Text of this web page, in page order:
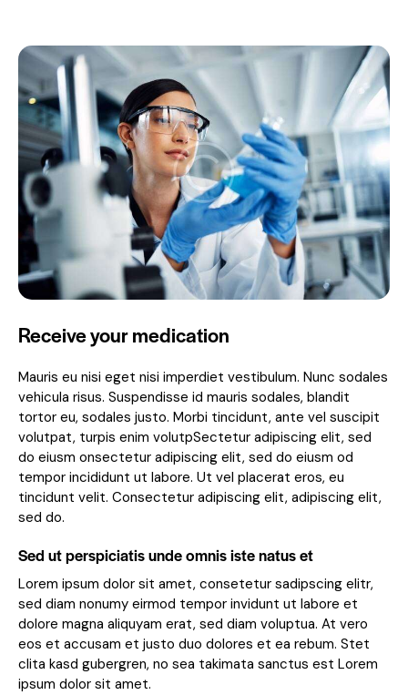
Receive your medication
Mauris eu nisi eget nisi imperdiet vestibulum. Nunc sodales
vehicula risus. Suspendisse id mauris sodales, blandit
tortor eu, sodales justo. Morbi tincidunt, ante vel suscipit
volutpat, turpis enim volutpSectetur adipiscing elit, sed
do eiusm onsectetur adipiscing elit, sed do eiusm od
tempor incididunt ut labore. Ut vel placerat eros, eu
tincidunt velit. Consectetur adipiscing elit, adipiscing elit,
sed do.
Sed ut perspiciatis unde omnis iste natus et
Lorem ipsum dolor sit amet, consetetur sadipscing elitr,
sed diam nonumy eirmod tempor invidunt ut labore et
dolore magna aliquyam erat, sed diam voluptua. At vero
eos et accusam et justo duo dolores et ea rebum. Stet
clita kasd gubergren, no sea takimata sanctus est Lorem
ipsum dolor sit amet.